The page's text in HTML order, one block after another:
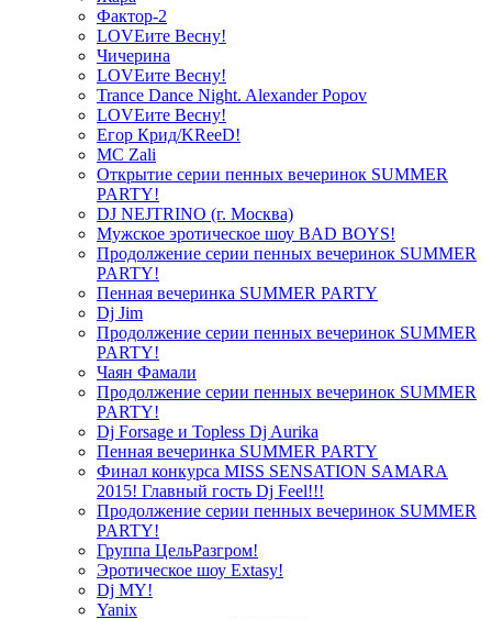
Фактор-2
LOVEите Весну!
Чичерина
LOVEите Весну!
Trance Dance Night. Alexander Popov
LOVEите Весну!
Егор Крид/KReeD!
MC Zali
Открытие серии пенных вечеринок SUMMER
PARTY!
DJ NEJTRINO (г. Москва)
Мужское эротическое шоу BAD BOYS!
Продолжение серии пенных вечеринок SUMMER
PARTY!
Пенная вечеринка SUMMER PARTY
Dj Jim
Продолжение серии пенных вечеринок SUMMER
PARTY!
Чаян Фамали
Продолжение серии пенных вечеринок SUMMER
PARTY!
Dj Forsage и Topless Dj Aurika
Пенная вечеринка SUMMER PARTY
Финал конкурса MISS SENSATION SAMARA
2015! Главный гость Dj Feel!!!
Продолжение серии пенных вечеринок SUMMER
PARTY!
Группа ЦельРазгром!
Эротическое шоу Extasy!
Dj MY!
Yanix